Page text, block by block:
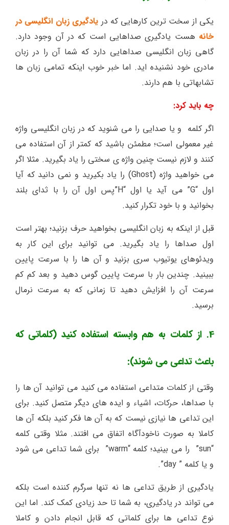
یکی از سخت ترین کارهایی که در یادگیری زبان انگلیسی در
خانه هست یادگیری صداهایی است که در آن وجود دارد.
گاهی زبان انگلیسی صداهایی دارد که شما آن را در زبان
مادری خود نشنیده اید. اما خبر خوب اینکه تمامی زبان ها
تشابهاتی با هم دارند.
چه باید کرد:
اگر کلمه و یا صدایی را می شنوید که در زبان انگلیسی واژه
غیر معمولی است؛ مطمئن باشید که کمتر از آن استفاده می
کنند و لازم نیست چنین واژه ی سختی را یاد بگیرید. مثلا اگر
می خواهید واژه (Ghost) را یاد بکیرید و نمی دانید که آیا
اول “G” می آید یا اول “H”پس اول آن را با ثدای بلند
بخوانید و با خود تکرار کنید.
قبل از اینکه به زبان انگلیسی بخواهید حرف بزنید؛ بهتر است
اول صداها را یاد بگیرید. می توانید برای این کار به
ویدئوهای یوتیوب سری بزنید و آن ها را با سرعت پایین
ببینید. چندین بار با سرعت پایین گوس دهید و بعد کم کم
سرعت آن را افزایش دهید تا زمانی که به سرعت نرمال
برسید.
4. از کلمات به هم وابسته استفاده کنید (کلماتی که
باعث تداعی می شوند):
وقتی از کلمات متداعی استفاده می کنید می توانید آن ها را
با صداها، حرکات، اشیاء و ایده های دیگر متصل کنید. برای
این تداعی ها نیازی نیست که به آن ها فکر کنید بلکه آن ها
کاملا به صورت ناخودآگاه اتفاق می افتند. مثلا وقتی کلمه
“sun” را می بینید؛ کلمه “warm” برای شما تداعی می شود
و یا کلمه ” day”.
یادگیری از طریق تداعی ها نه تنها سرگرم کننده است بلکه
می تواند در یادگیری، به شما تا حد زیادی کمک کند. اما این
نوع تداعی ها برای کلماتی که قابل انجام دادن و کاملا